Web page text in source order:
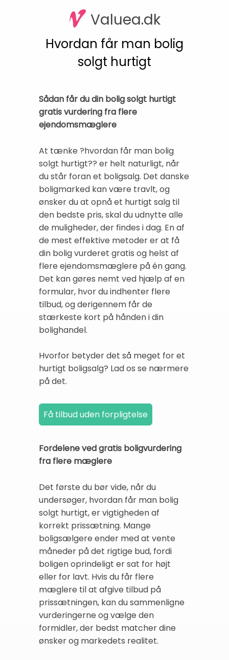
Valuea.dk
Hvordan får man bolig
solgt hurtigt
Sådan får du din bolig solgt hurtigt
gratis vurdering fra flere
ejendomsmæglere
At tænke ?hvordan får man bolig
solgt hurtigt?? er helt naturligt, når
du står foran et boligsalg. Det danske
boligmarked kan være travlt, og
ønsker du at opnå et hurtigt salg til
den bedste pris, skal du udnytte alle
de muligheder, der findes i dag. En af
de mest effektive metoder er at få
din bolig vurderet gratis og helst af
flere ejendomsmæglere på én gang.
Det kan gøres nemt ved hjælp af en
formular, hvor du indhenter flere
tilbud, og derigennem får de
stærkeste kort på hånden i din
bolighandel.
Hvorfor betyder det så meget for et
hurtigt boligsalg? Lad os se nærmere
på det.
Fordelene ved gratis boligvurdering
fra flere mæglere
Det første du bør vide, når du
undersøger, hvordan får man bolig
solgt hurtigt, er vigtigheden af
korrekt prissætning. Mange
boligsælgere ender med at vente
måneder på det rigtige bud, fordi
boligen oprindeligt er sat for højt
eller for lavt. Hvis du får flere
mæglere til at afgive tilbud på
prissætningen, kan du sammenligne
vurderingerne og vælge den
formidler, der bedst matcher dine
ønsker og markedets realitet.